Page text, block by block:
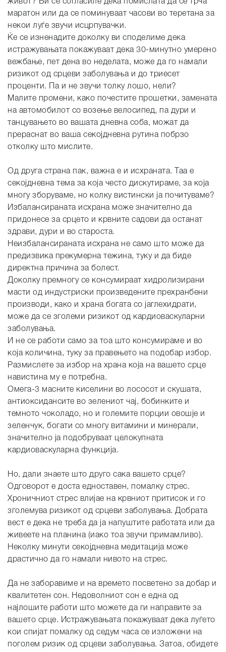
маратон или да се поминуваат часови во теретана за
некои луѓе звучи исцрпувачки.
Ќе се изненадите доколку ви споделиме дека
истражувањата покажуваат дека 30-минутно умерено
вежбање, пет дена во неделата, може да го намали
ризикот од срцеви заболувања и до триесет
проценти. Па и не звучи толку лошо, нели?
Малите промени, како почестите прошетки, замената
на автомобилот со возење велосипед, па дури и
танцувањето во вашата дневна соба, можат да
прераснат во ваша секојдневна рутина побрзо
отколку што мислите.
Од друга страна пак, важна е и исхраната. Таа е
секојдневна тема за која често дискутираме, за која
многу зборуваме, но колку вистински ја почитуваме?
Избалансираната исхрана може значително да
придонесе за срцето и крвните садови да останат
здрави, дури и во староста.
Неизбалансираната исхрана не само што може да
предизвика прекумерна тежина, туку и да биде
директна причина за болест.
Доколку премногу се консумираат хидролизирани
масти од индустриски произведените прехранбени
производи, како и храна богата со јаглехидрати,
може да се зголеми ризикот од кардиоваскуларни
заболувања.
И не се работи само за тоа што консумираме и во
која количина, туку за правењето на подобар избор.
Размислете за избор на храна која на вашето срце
навистина му е потребна.
Омега-3 масните киселини во лососот и скушата,
антиоксидансите во зелениот чај, бобинките и
темното чоколадо, но и големите порции овошје и
зеленчук, богати со многу витамини и минерали,
значително ја подобруваат целокупната
кардиоваскуларна функција.
Но, дали знаете што друго сака вашето срце?
Одговорот е доста едноставен, помалку стрес.
Хроничниот стрес влијае на крвниот притисок и го
зголемува ризикот од срцеви заболувања. Добрата
вест е дека не треба да ја напуштите работата или да
живеете на планина (иако тоа звучи примамливо).
Неколку минути секојдневна медитација може
драстично да го намали нивото на стрес.
Да не заборавиме и на времето посветено за добар и
квалитетен сон. Недоволниот сон е една од
најлошите работи што можете да ги направите за
вашето срце. Истражувањата покажуваат дека луѓето
кои спијат помалку од седум часа се изложени на
поголем ризик од срцеви заболувања. Затоа, обидете